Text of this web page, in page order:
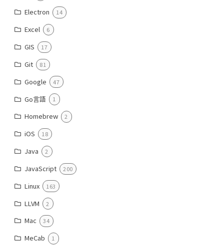
Electron 14
Excel 6
GIS 17
Git 81
Google 47
Go言語 1
Homebrew 2
iOS 18
Java 2
JavaScript 200
Linux 163
LLVM 2
Mac 34
MeCab 1